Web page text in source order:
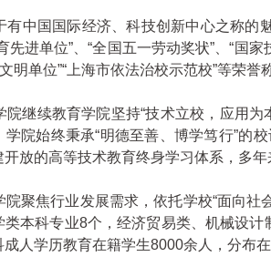
国国际经济、科技创新中心之称的
先进单位”、“全国五一劳动奖状”、“国
明单位”“上海市依法治校示范校”等荣誉
续教育学院坚持“技术立校，应用为
院始终秉承“明德至善、博学笃行”的
放的高等技术教育终身学习体系，多
焦行业发展需求，依托学校“面向社
类本科专业8个，经济贸易类、机械设
成人学历教育在籍学生8000余人，分布